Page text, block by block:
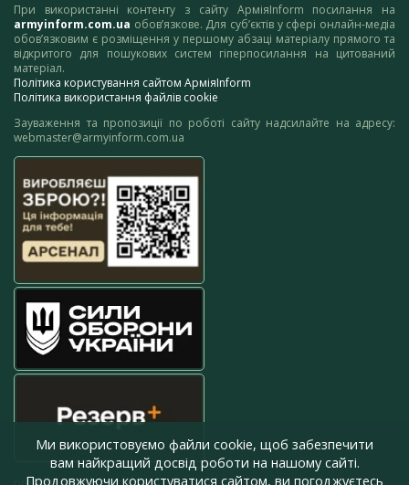
При використанні контенту з сайту АрміяInform посилання на
armyinform.com.ua обов’язкове. Для суб’єктів у сфері онлайн-медіа
обов’язковим є розміщення у першому абзаці матеріалу прямого та
відкритого для пошукових систем гіперпосилання на цитований
матеріал.
Політика користування сайтом АрміяInform
Політика використання файлів cookie
Зауваження та пропозиції по роботі сайту надсилайте на адресу:
webmaster@armyinform.com.ua
Ми використовуємо файли cookie, щоб забезпечити
вам найкращий досвід роботи на нашому сайті.
Продовжуючи користуватися сайтом, ви погоджуєтесь